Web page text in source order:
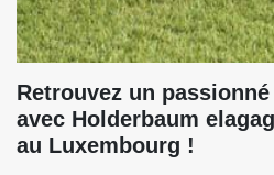
Retrouvez un
avec Holderbaum
au Luxembourg !